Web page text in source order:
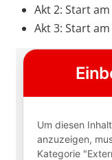
Akt 2: Start am
Akt 3: Start am